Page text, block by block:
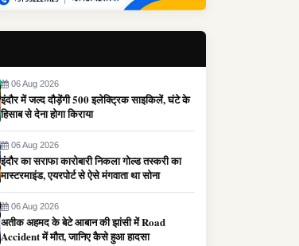
06 Aug 2026
इंदौर में जल्द दौड़ेंगी 500 इलेक्ट्रिक साइकिलें, घंटे के
हिसाब से देना होगा किराया
06 Aug 2026
इंदौर का सराफा कारोबारी निकला गोल्ड तस्करी का
मास्टरमाइंड, एयरपोर्ट से ऐसे मंगवाता था सोना
06 Aug 2026
अतीक अहमद के बेटे आबान की झांसी में Road
Accident में मौत, जानिए कैसे हुआ हादसा